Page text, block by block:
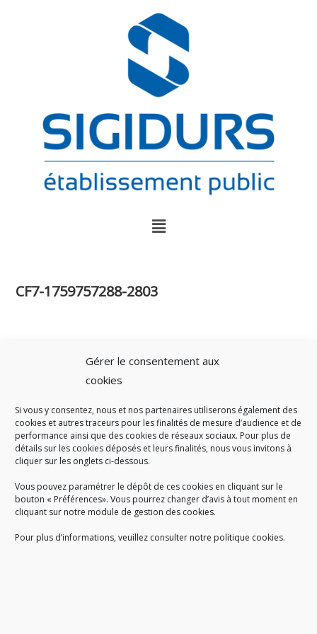
Gérer le consentement aux
cookies
Si vous y consentez, nous et nos partenaires utiliserons également des
cookies et autres traceurs pour les finalités de mesure d’audience et de
performance ainsi que des cookies de réseaux sociaux. Pour plus de
détails sur les cookies déposés et leurs finalités, nous vous invitons à
cliquer sur les onglets ci-dessous.
Vous pouvez paramétrer le dépôt de ces cookies en cliquant sur le
bouton « Préférences». Vous pourrez changer d’avis à tout moment en
cliquant sur notre module de gestion des cookies.
Pour plus d’informations, veuillez consulter notre politique cookies.
CF7-1759757288-2803
A SAVOIR
Créé en 1978, le Sigidurs est un établissement public quiexerce
des missions de service public : la prévention, la collecte et la
valorisation des déchets ménagers et assimilés produits par son
territoire.
Accueil du public :